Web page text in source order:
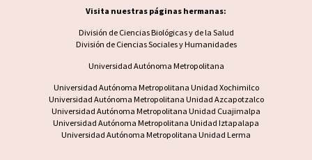
Visita nuestras páginas hermanas:
Visita nuestras páginas hermanas
División de Ciencias Biológicas y de la Salud
División de Ciencias Sociales y Humanidades
Universidad Autónoma Metropolitana
Footer UAM unidad
Universidad Autónoma Metropolitana Unidad Xochimilco
Universidad Autónoma Metropolitana Unidad Azcapotzalco
Universidad Autónoma Metropolitana Unidad Cuajimalpa
Universidad Autónoma Metropolitana Unidad Iztapalapa
Universidad Autónoma Metropolitana Unidad Lerma